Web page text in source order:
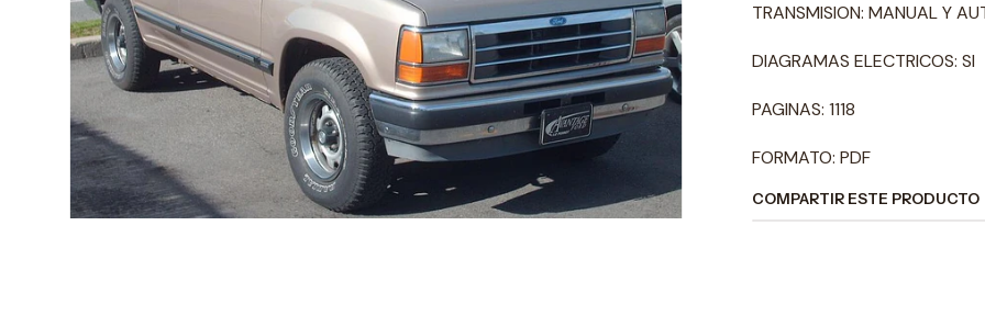
TRANSMISION: MANUAL Y
DIAGRAMAS ELECTRICOS: SI
PAGINAS: 1118
FORMATO: PDF
COMPARTIR ESTE PRODUCTO